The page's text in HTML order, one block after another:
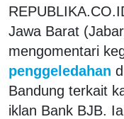
Jawa Barat
mengomentari
penggeledahan
Bandung terkait
iklan Bank BJB.